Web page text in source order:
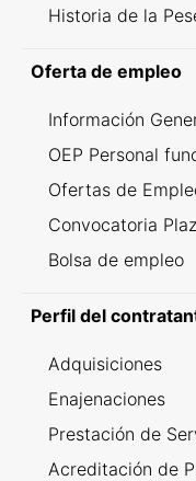
Historia de la
Oferta de empleo
Información
OEP Personal
Ofertas de
Convocatoria
Bolsa de empleo
Perfil del
Adquisiciones
Enajenaciones
Prestación de
Acreditación de